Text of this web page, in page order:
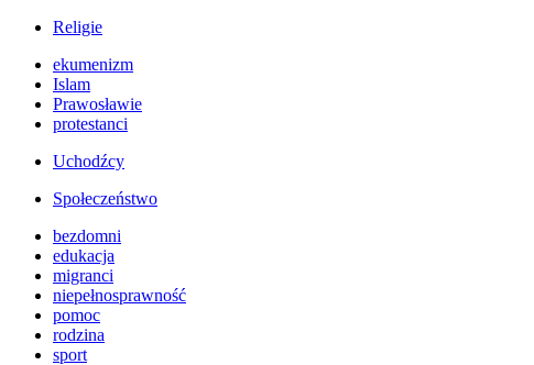
Religie
ekumenizm
Islam
Prawosławie
protestanci
Uchodźcy
Społeczeństwo
bezdomni
edukacja
migranci
niepełnosprawność
pomoc
rodzina
sport